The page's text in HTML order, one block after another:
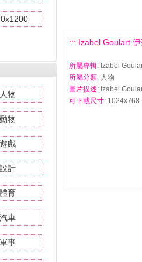
人物
動物
遊戲
設計
體育
汽車
軍事
::: Izabel Goulart
所屬專輯: Izabel
所屬分類: 人物
圖片描述: Izabel
可下載尺寸: